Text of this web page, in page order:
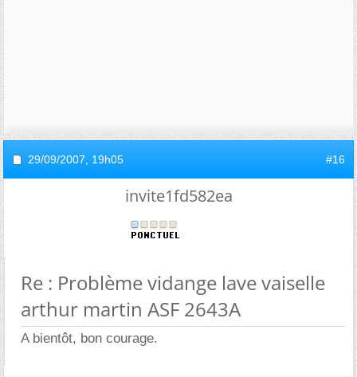
29/09/2007, 19h05 #16
invite1fd582ea
Re : Problème vidange lave vaiselle
arthur martin ASF 2643A
A bientôt, bon courage.